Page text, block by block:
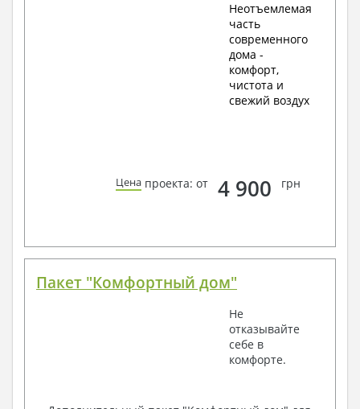
Неотъемлемая
часть
современного
дома -
комфорт,
чистота и
свежий воздух
Цена проекта: от 4 900 грн
Пакет "Комфортный дом"
Не
отказывайте
себе в
комфорте.